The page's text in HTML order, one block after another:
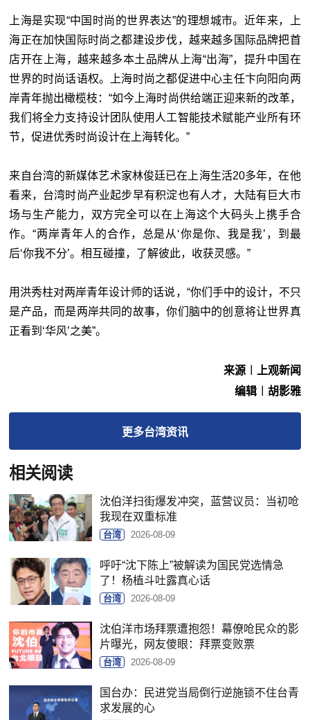
上海是实现“中国时尚的世界表达”的理想城市。近年来，上
海正在加快国际时尚之都建设步伐，越来越多国际品牌把首
店开在上海，越来越多本土品牌从上海“出海”，提升中国在
世界的时尚话语权。上海时尚之都促进中心主任卞向阳向两
岸青年抛出橄榄枝：“如今上海时尚供给端正迎来新的改革，
我们将全力支持设计团队使用人工智能技术赋能产业所有环
节，促进优秀时尚设计在上海转化。”
来自台湾的新媒体艺术家林俊廷已在上海生活20多年，在他
看来，台湾时尚产业起步早有积淀也有人才，大陆有巨大市
场与生产能力，双方完全可以在上海这个大码头上携手合
作。“两岸青年人的合作，总是从‘你是你、我是我’，到最
后‘你我不分’。相互碰撞，了解彼此，收获灵感。”
用洪秀柱对两岸青年设计师的话说，“你们手中的设计，不只
是产品，而是两岸共同的故事，你们脑中的创意将让世界真
正看到‘华风’之美”。
来源︱上观新闻
编辑︱胡影雅
更多台湾资讯
相关阅读
沈伯洋扫街爆发冲突，蓝营议员：当初呛
我现在双重标准
台湾 2026-08-09
呼吁“沈下陈上”被解读为国民党选情急
了！杨植斗吐露真心话
台湾 2026-08-09
沈伯洋市场拜票遭抱怨！幕僚呛民众的影
片曝光，网友傻眼：拜票变败票
台湾 2026-08-09
国台办：民进党当局倒行逆施锁不住台青
求发展的心